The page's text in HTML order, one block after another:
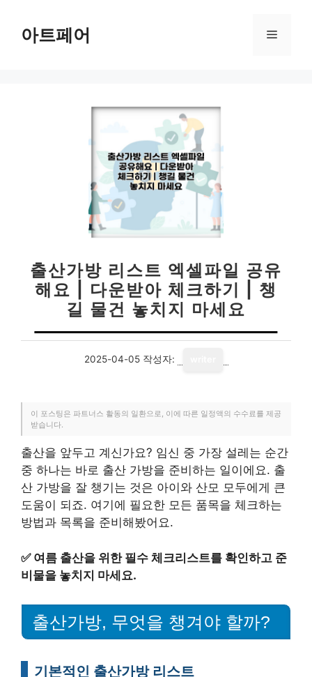
아트페어 메
출산가방 리스트 엑셀파일 공유
해요 | 다운받아 체크하기 | 챙
길 물건 놓치지 마세요
2025-04-05 작성자:
이 포스팅은 파트너스 활동의 일환으로, 이에 따른 일정액의 수수료를 제공
받습니다.
출산을 앞두고 계신가요? 임신 중 가장 설레는 순간
중 하나는 바로 출산 가방을 준비하는 일이에요. 출
산 가방을 잘 챙기는 것은 아이와 산모 모두에게 큰
도움이 되죠. 여기에 필요한 모든 품목을 체크하는
방법과 목록을 준비해봤어요.
✅ 여름 출산을 위한 필수 체크리스트를 확인하고 준
비물을 놓치지 마세요.
출산가방, 무엇을 챙겨야 할까?
기본적인 출산가방 리스트